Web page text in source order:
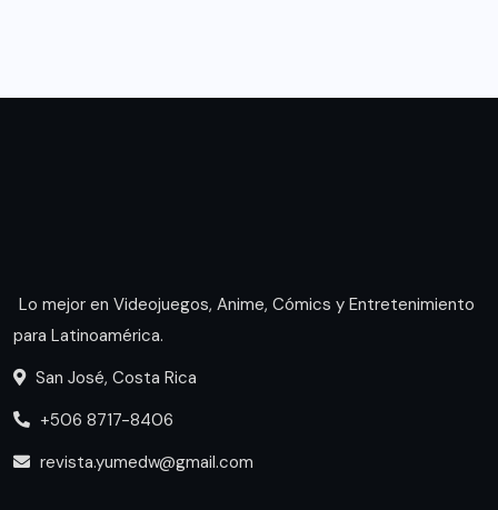
Lo mejor en Videojuegos, Anime, Cómics y Entretenimiento
para Latinoamérica.
San José, Costa Rica
+506 8717-8406
revista.yumedw@gmail.com